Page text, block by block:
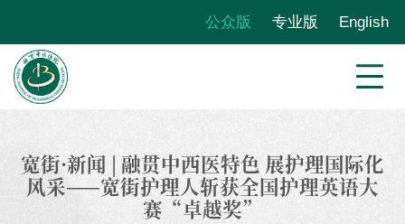
公众版 专业版 English
宽街·新闻 | 融贯中西医特色 展护理国际化
风采——宽街护理人斩获全国护理英语大
赛“卓越奖”